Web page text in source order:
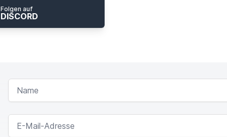
Folgen auf
DISCORD
NAME
E-MAIL-ADRESSE